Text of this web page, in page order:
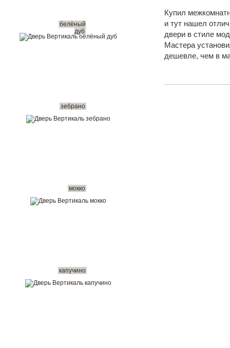
белёный
дуб
зебрано
мокко
капучино
Купил
и тут нашел
двери в стиле
Мастера
дешевле, чем в